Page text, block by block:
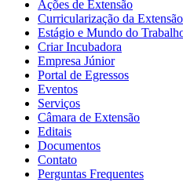
Ações de Extensão
Curricularização da Extensão
Estágio e Mundo do
Criar Incubadora
Empresa Júnior
Portal de Egressos
Eventos
Serviços
Câmara de Extensão
Editais
Documentos
Contato
Perguntas Frequentes